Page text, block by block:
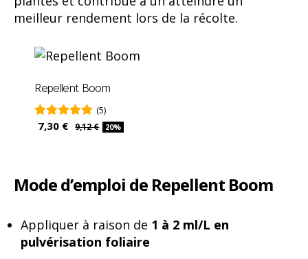
meilleur rendement lors de la récolte.
Repellent Boom
(5)
7,30 € 9,12 € 20%
Mode d’emploi de Repellent Boom
Appliquer à raison de 1 à 2 ml/L en
pulvérisation foliaire